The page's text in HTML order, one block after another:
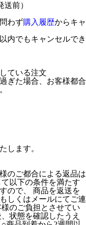
前）
わず購入履歴からキャ
内でもキャンセルでき
ている注文
ぎた場合、お客様都合
します。
のご都合による返品は
以下の条件を満たす
ので、 商品を返送を
しくはメールにてご連
のご負担とさせてい
状態を確認したうえ